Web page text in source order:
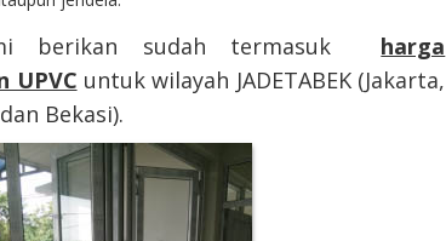
berikan sudah termasuk harga
UPVC untuk wilayah JADETABEK (Jakarta,
Bekasi).